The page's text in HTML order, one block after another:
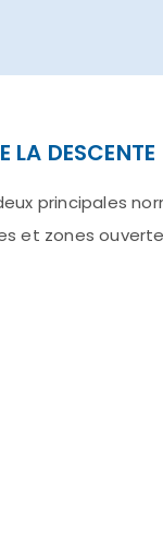
LA DESCENTE
principales
et zones